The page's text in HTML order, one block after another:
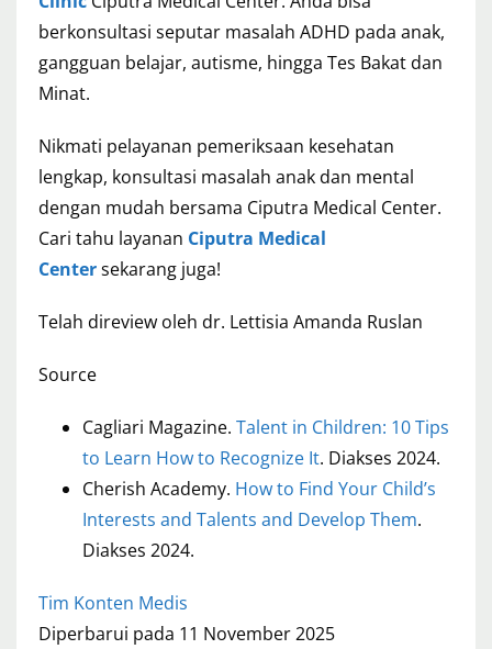
berkonsultasi seputar masalah ADHD pada anak,
gangguan belajar, autisme, hingga Tes Bakat dan
Minat.
Nikmati pelayanan pemeriksaan kesehatan
lengkap, konsultasi masalah anak dan mental
dengan mudah bersama Ciputra Medical Center.
Cari tahu layanan Ciputra Medical
Centersekarang juga!
Telah direview oleh dr. Lettisia Amanda Ruslan
Source
Cagliari Magazine. Talent in Children: 10 Tips
to Learn How to Recognize It. Diakses 2024.
Cherish Academy. How to Find Your Child’s
Interests and Talents and Develop Them.
Diakses 2024.
Tim Konten Medis
Diperbarui pada 11 November 2025